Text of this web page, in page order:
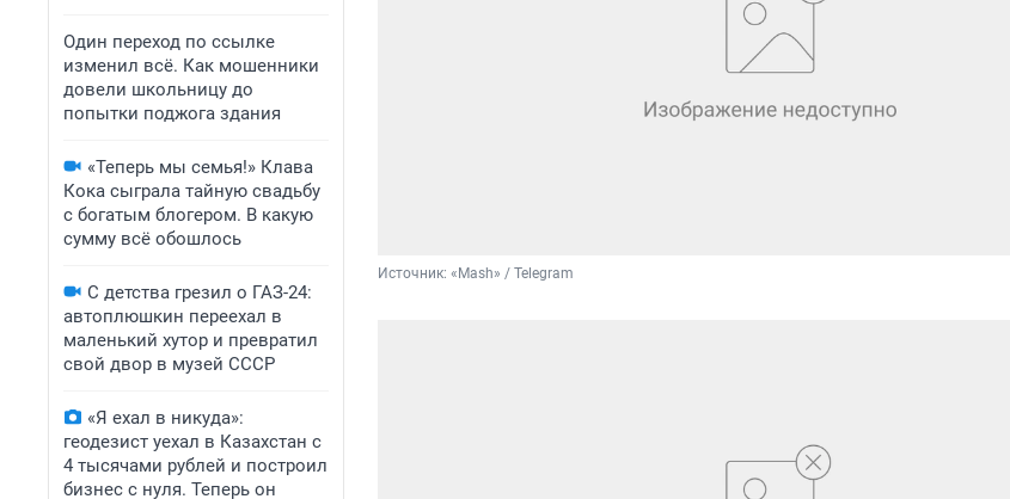
Один переход по ссылке
изменил всё. Как мошенники
довели школьницу до
попытки поджога здания
«Теперь мы семья!» Клава
Кока сыграла тайную свадьбу
с богатым блогером. В какую
сумму всё обошлось
С детства грезил о ГАЗ-24:
автоплюшкин переехал в
маленький хутор и превратил
свой двор в музей СССР
«Я ехал в никуда»:
геодезист уехал в Казахстан с
4 тысячами рублей и построил
бизнес с нуля. Теперь он
Источник: «Mash» / Telegram